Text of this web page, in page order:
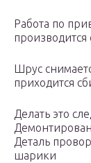
Работа по
Шрус
приходится
Делать это
Деталь
шарики